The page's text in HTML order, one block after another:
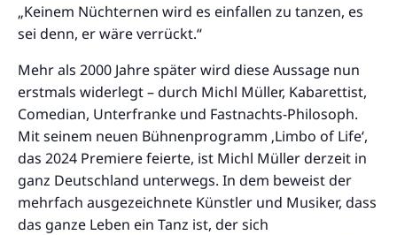
„Keinem Nüchternen wird es einfallen zu tanzen, es
sei denn, er wäre verrückt.“
Mehr als 2000 Jahre später wird diese Aussage nun
erstmals widerlegt – durch Michl Müller, Kabarettist,
Comedian, Unterfranke und Fastnachts-Philosoph.
Mit seinem neuen Bühnenprogramm ‚Limbo of Life‘,
das 2024 Premiere feierte, ist Michl Müller derzeit in
ganz Deutschland unterwegs. In dem beweist der
mehrfach ausgezeichnete Künstler und Musiker, dass
das ganze Leben ein Tanz ist, der sich